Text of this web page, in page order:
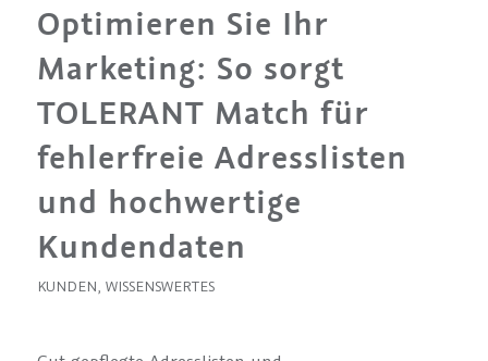
Optimieren Sie Ihr
Marketing: So sorgt
TOLERANT Match für
fehlerfreie Adresslisten
und hochwertige
Kundendaten
KUNDEN, WISSENSWERTES